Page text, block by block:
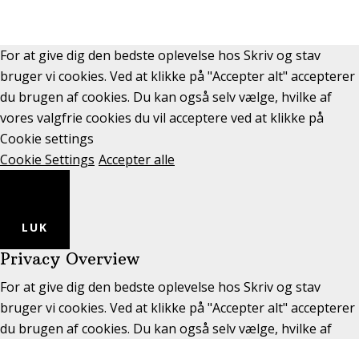
For at give dig den bedste oplevelse hos Skriv og stav
bruger vi cookies. Ved at klikke på "Accepter alt" accepterer
du brugen af cookies. Du kan også selv vælge, hvilke af
vores valgfrie cookies du vil acceptere ved at klikke på
Cookie settings
Cookie Settings Accepter alle
LUK
Privacy Overview
For at give dig den bedste oplevelse hos Skriv og stav
bruger vi cookies. Ved at klikke på "Accepter alt" accepterer
du brugen af cookies. Du kan også selv vælge, hvilke af